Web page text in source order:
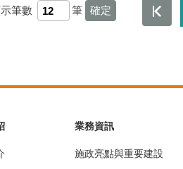
筆數 筆
業務資訊
施政亮點與重要建設